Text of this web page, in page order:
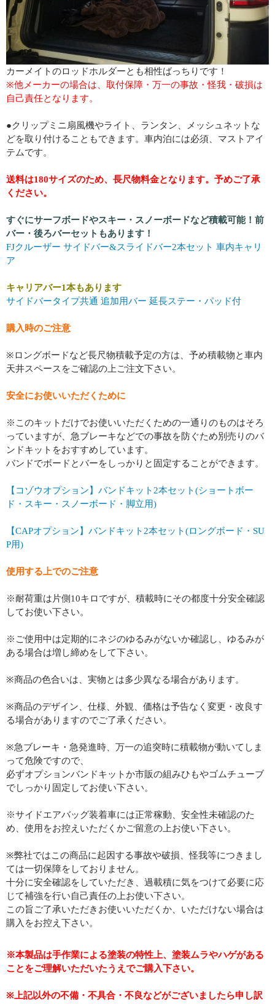
カーメイトのロッドホルダーとも相性ばっちりです！
※他メーカーの場合は、取付保障・万一の事故・怪我・破損は
自己責任となります。
●クリップミニ扇風機やライト、ランタン、メッシュネットな
どを取り付けることもできます。車内泊には必須、マストアイ
テムです。
送料は180サイズのため、長尺物料金となります。予めご了承
ください。
すぐにサーフボードやスキー・スノーボードなど積載可能！前
バー・後ろバーセットもあります！
FJクルーザー サイドバー&スライドバー2本セット 車内キャリ
ア
キャリアバー1本もあります
サイドバータイプ共通 追加用バー 延長ステー・パッド付
購入時のご注意
※ロングボードなど長尺物積載予定の方は、予め積載物と車内
天井スペースをご確認の上ご注文下さい。
安全にお使いいただくために
※このキットだけでお使いいただくための一通りのものはそろ
っていますが、急ブレーキなどでの事故を防ぐため別売りのバ
ンドキットをおすすめしています。
バンドでボードとバーをしっかりと固定することができます。
【コゾウオプション】バンドキット2本セット(ショートボー
ド・スキー・スノーボード・脚立用)
【CAPオプション】バンドキット2本セット(ロングボード・SU
P用)
使用する上でのご注意
※耐荷重は片側10キロですが、積載時にその都度十分安全確認
してお使い下さい。
※ご使用中は定期的にネジのゆるみがないか確認し、ゆるみが
ある場合は増し締めをして下さい。
※商品の色合いは、実物とは多少異なる場合があります。
※商品のデザイン、仕様、外観、価格は予告なく変更・改良す
る場合がありますのでご了承ください。
※急ブレーキ・急発進時、万一の追突時に積載物が動いてしま
って危険ですので、
必ずオプションバンドキットか市販の組みひもやゴムチューブ
でしっかり固定してお使い下さい。
※サイドエアバッグ装着車には正常稼動、安全性未確認のた
め、使用をお控えいただくかご留意の上お使い下さい。
※弊社ではこの商品に起因する事故や破損、怪我等につきまし
ては一切保障をしておりません。
十分に安全確認をしていただき、過載積に気をつけて必要に応
じて補強を行い自己責任の上お使い下さい。
この旨ご了承いただきお使いいただくか、いただけない場合は
購入をお控え下さい。
※本製品は手作業による塗装の特性上、塗装ムラやハゲがある
ことをご理解いただいたうえでご購入下さい。
※上記以外の不備・不具合・不良などがございましたら申し訳